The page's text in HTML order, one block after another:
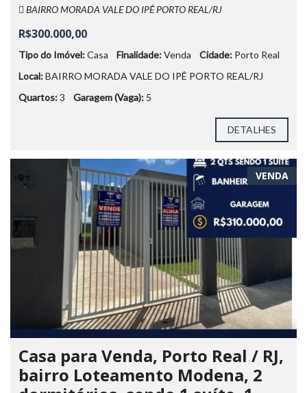
BAIRRO MORADA VALE DO IPÊ PORTO REAL/RJ
R$300.000,00
Tipo do Imóvel:Casa Finalidade:Venda Cidade: Porto Real
Local:BAIRRO MORADA VALE DO IPÊ PORTO REAL/RJ
Quartos:3 Garagem (Vaga): 5
DETALHES
VENDA
Casa para Venda, Porto Real / RJ,
bairro Loteamento Modena, 2